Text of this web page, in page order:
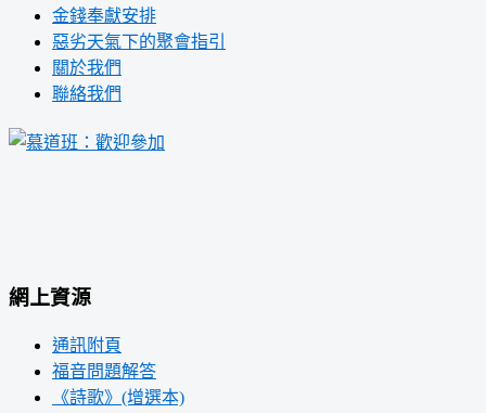
金錢奉獻安排
惡劣天氣下的聚會指引
關於我們
聯絡我們
網上資源
通訊附頁
福音問題解答
《詩歌》(增選本)